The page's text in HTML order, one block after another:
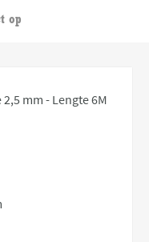
op
mm - Lengte 6M